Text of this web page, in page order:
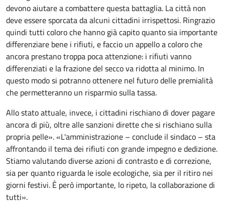
devono aiutare a combattere questa battaglia. La città non
deve essere sporcata da alcuni cittadini irrispettosi. Ringrazio
quindi tutti coloro che hanno già capito quanto sia importante
differenziare bene i rifiuti, e faccio un appello a coloro che
ancora prestano troppa poca attenzione: i rifiuti vanno
differenziati e la frazione del secco va ridotta al minimo. In
questo modo si potranno ottenere nel futuro delle premialità
che permetteranno un risparmio sulla tassa.
Allo stato attuale, invece, i cittadini rischiano di dover pagare
ancora di più, oltre alle sanzioni dirette che si rischiano sulla
propria pelle». «L'amministrazione – conclude il sindaco – sta
affrontando il tema dei rifiuti con grande impegno e dedizione.
Stiamo valutando diverse azioni di contrasto e di correzione,
sia per quanto riguarda le isole ecologiche, sia per il ritiro nei
giorni festivi. È però importante, lo ripeto, la collaborazione di
tutti».